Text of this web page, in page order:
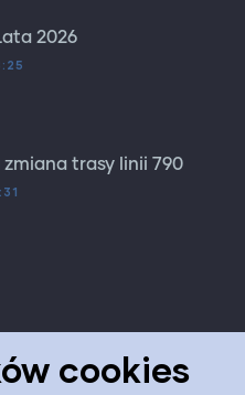
2026
trasy linii 790
cookies